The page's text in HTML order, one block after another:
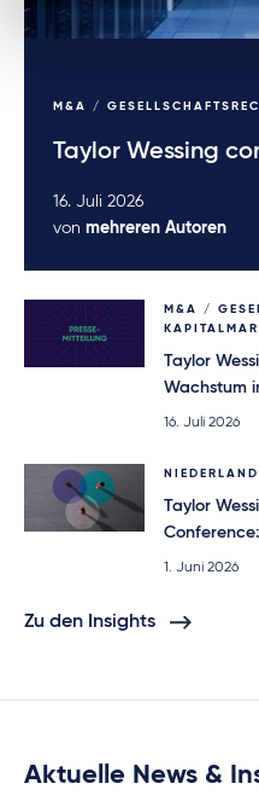
M&A /
Taylor Wessing
16. Juli 2026
von mehreren Autoren
M&A /
Taylor
Wachstum
16. Juli 2026
Taylor
1. Juni 2026
Zu den Insights
Aktuelle News &